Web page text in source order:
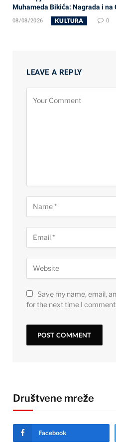
Muhameda Bikića: Nagrada i na
08/08/2026 KULTURA 0
LEAVE A REPLY
Save my name, email,
for the next time I comment.
Društvene mreže
Facebook